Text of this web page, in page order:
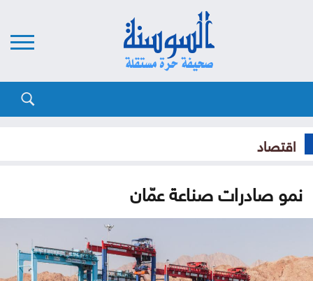
اقتصاد
نمو صادرات صناعة عمّان